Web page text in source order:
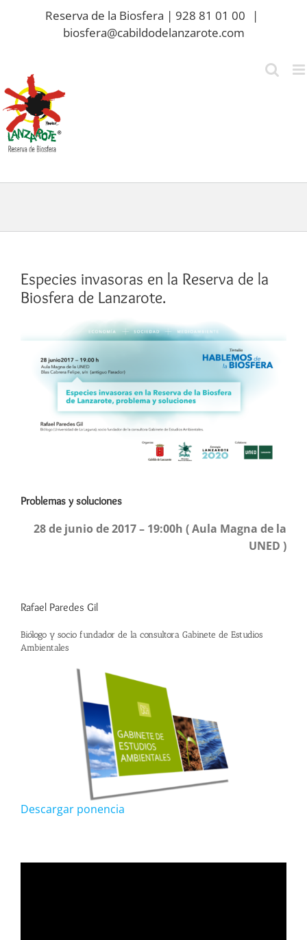
Reserva de la Biosfera | 928 81 01 00
|
biosfera@cabildodelanzarote.com
Especies invasoras en la Reserva de la
Biosfera de Lanzarote.
más
grande
Problemas y soluciones
28 de junio de 2017 – 19:00h ( Aula Magna de la
UNED )
Rafael Paredes Gil
Biólogo y socio fundador de la consultora Gabinete de Estudios
Ambientales
Descargar ponencia